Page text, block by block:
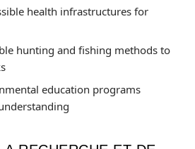
health infrastructures for
hunting and fishing methods to
education programs